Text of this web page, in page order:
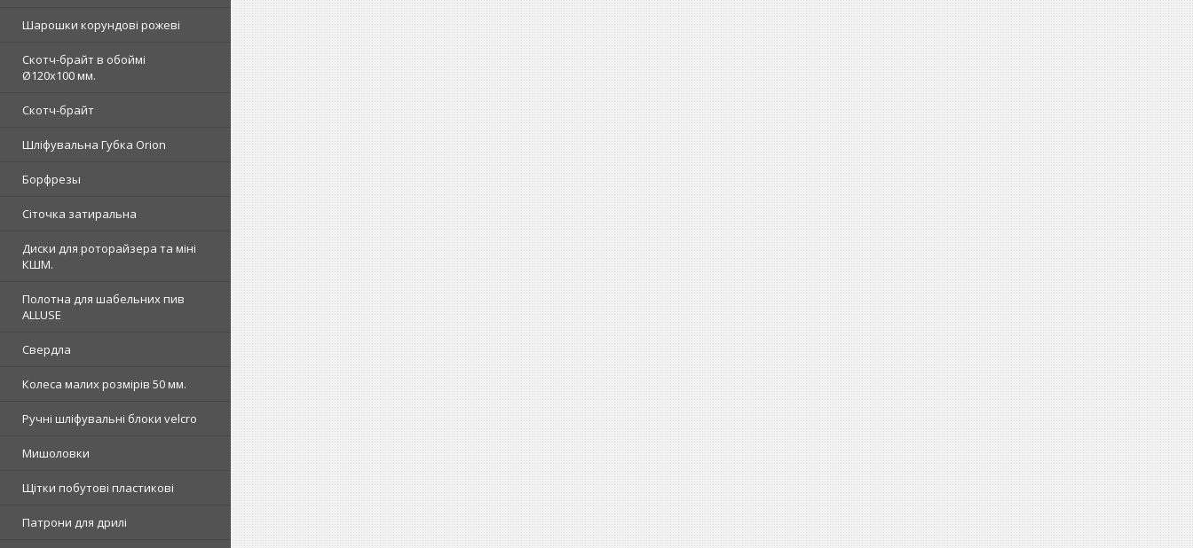
Шарошки корундові рожеві
Скотч-брайт в обоймі
Ø120х100 мм.
Скотч-брайт
Шліфувальна Губка Orion
Борфрезы
Сіточка затиральна
Диски для роторайзера та міні
КШМ.
Полотна для шабельних пив
ALLUSE
Свердла
Колеса малих розмірів 50 мм.
Ручні шліфувальні блоки velcro
Мишоловки
Щітки побутові пластикові
Патрони для дрилі